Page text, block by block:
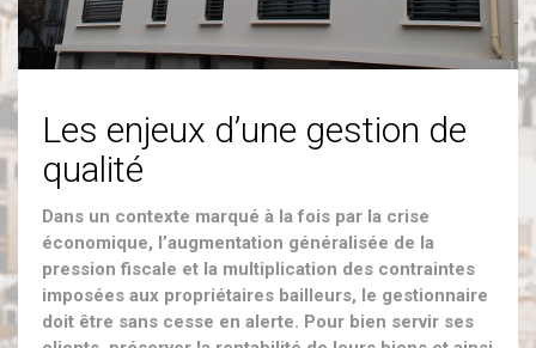
Les enjeux d’une gestion de
qualité
Dans un contexte marqué à la fois par la crise
économique, l’augmentation généralisée de la
pression fiscale et la multiplication des contraintes
imposées aux propriétaires bailleurs, le gestionnaire
doit être sans cesse en alerte. Pour bien servir ses